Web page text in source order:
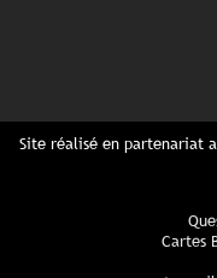
Site réalisé en partenariat
Cartes